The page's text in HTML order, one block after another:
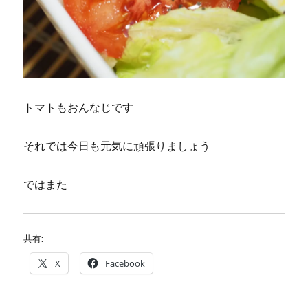
トマトもおんなじです
それでは今日も元気に頑張りましょう
ではまた
共有:
X Facebook